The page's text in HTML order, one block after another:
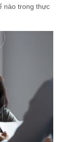
nào trong thực